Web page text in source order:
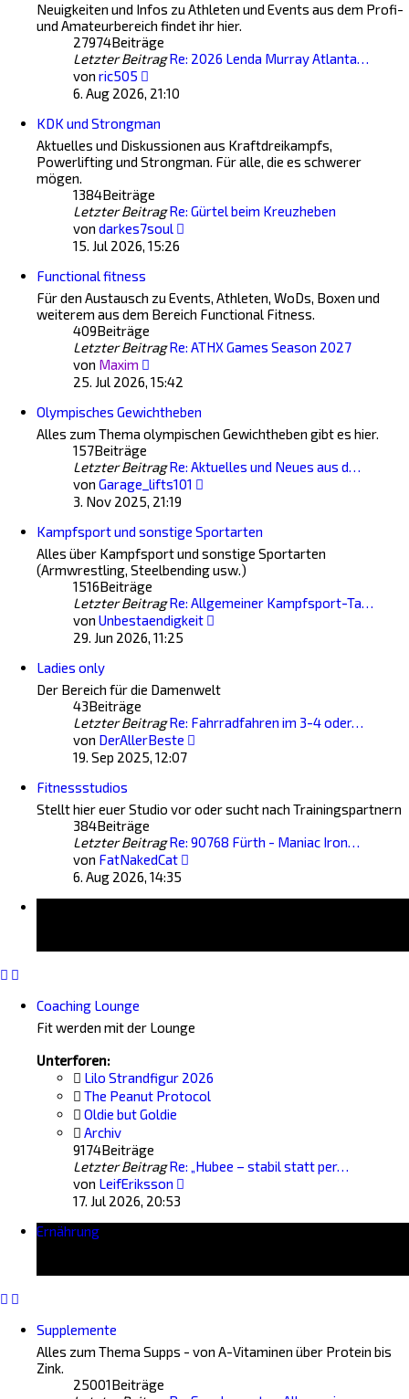
Neuigkeiten und Infos zu Athleten und Events aus dem Profi-
und Amateurbereich findet ihr hier.
27974Beiträge
Letzter Beitrag Re: 2026 Lenda Murray Atlanta…
von ric505
Beitrag
6. Aug 2026, 21:10
KDK und Strongman
Aktuelles und Diskussionen aus Kraftdreikampfs,
Powerlifting und Strongman. Für alle, die es schwerer
mögen.
1384Beiträge
Letzter Beitrag Re: Gürtel beim Kreuzheben
von darkes7soul
15. Jul 2026, 15:26
Functional fitness
Für den Austausch zu Events, Athleten, WoDs, Boxen und
weiterem aus dem Bereich Functional Fitness.
409Beiträge
Letzter Beitrag Re: ATHX Games Season 2027
von Maxim
Beitrag
25. Jul 2026, 15:42
Olympisches Gewichtheben
Alles zum Thema olympischen Gewichtheben gibt es hier.
157Beiträge
Letzter Beitrag Re: Aktuelles und Neues aus d…
von Garage_lifts101
3. Nov 2025, 21:19
Kampfsport und sonstige Sportarten
Alles über Kampfsport und sonstige Sportarten
(Armwrestling, Steelbending usw.)
1516Beiträge
Letzter Beitrag Re: Allgemeiner Kampfsport-Ta…
von Unbestaendigkeit
29. Jun 2026, 11:25
Ladies only
Der Bereich für die Damenwelt
43Beiträge
Letzter Beitrag Re: Fahrradfahren im 3-4 oder…
von DerAllerBeste
19. Sep 2025, 12:07
Fitnessstudios
Stellt hier euer Studio vor oder sucht nach Trainingspartnern
384Beiträge
Letzter Beitrag Re: 90768 Fürth - Maniac Iron…
von FatNakedCat
6. Aug 2026, 14:35
Coaching Lounge
Fit werden mit der Lounge
Unterforen:
Lilo Strandfigur 2026
The Peanut Protocol
Oldie but Goldie
Archiv
9174Beiträge
Letzter Beitrag Re: „Hubee – stabil statt per…
von LeifEriksson
17. Jul 2026, 20:53
Ernährung
Supplemente
Alles zum Thema Supps - von A-Vitaminen über Protein bis
Zink.
25001Beiträge